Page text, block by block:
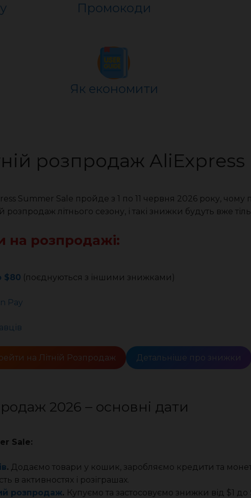
Промокоди
Як економити
розпродаж AliExpress
Summer Sale пройде з 1 по 11 червня 2026 року, чому
літнього сезону, і такі знижки будуть вже
на розпродажі:
$80 (поєднуються з іншими знижками)
Pay
на Літній Розпродаж Детальніше про знижки
2026 – основні дати
Sale:
. Додаємо товари у кошик, заробляємо кредити та
в активностях і розіграшах.
розпродаж. Купуємо та застосовуємо знижки від $1